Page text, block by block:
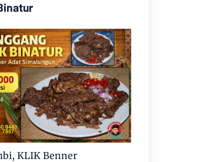
KLIK Benner